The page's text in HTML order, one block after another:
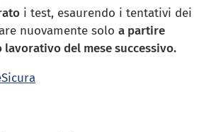
i test, esaurendo i tentativi dei
nuovamente solo a partire
del mese successivo.